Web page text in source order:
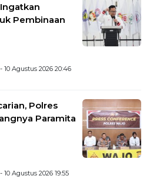
Pembinaan
- 10 Agustus 2026 20:46
Polres
Paramita
- 10 Agustus 2026 19:55